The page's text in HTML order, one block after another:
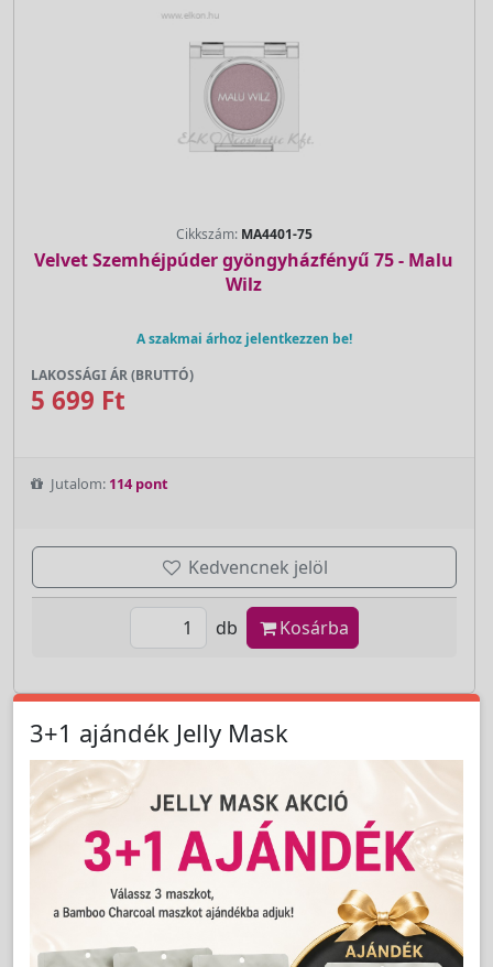
Cikkszám: MA4401-75
Velvet Szemhéjpúder gyöngyházfényű 75 - Malu
Wilz
A szakmai árhoz jelentkezzen be!
LAKOSSÁGI ÁR (BRUTTÓ)
5 699 Ft
Jutalom: 114 pont
Kedvencnek jelöl
db Kosárba
AKCIÓ
3+1 ajándék Jelly Mask